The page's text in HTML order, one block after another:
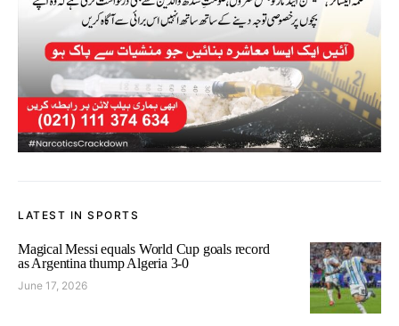
LATEST IN SPORTS
Magical Messi equals World Cup goals record
as Argentina thump Algeria 3-0
June 17, 2026